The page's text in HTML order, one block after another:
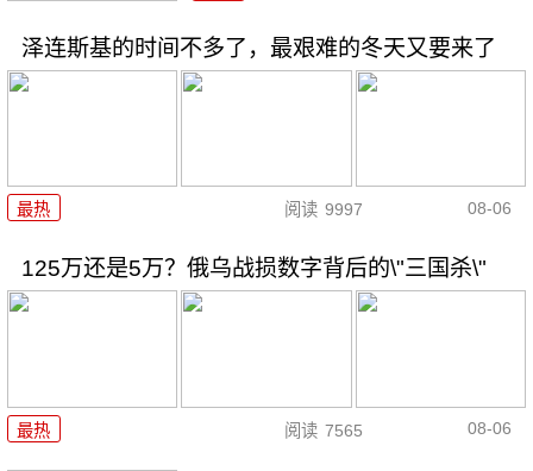
泽连斯基的时间不多了，最艰难的冬天又要来了
最热 阅读 9997 08-06
125万还是5万？俄乌战损数字背后的\"三国杀\"
最热 阅读 7565 08-06